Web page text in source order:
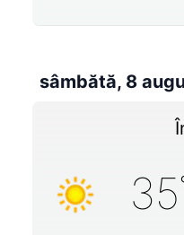
sâmbătă, 8
35